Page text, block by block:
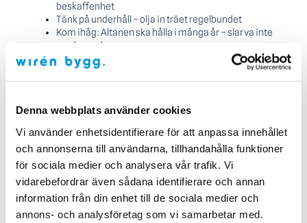
Denna webbplats använder cookies
Vi använder enhetsidentifierare för att anpassa innehållet
och annonserna till användarna, tillhandahålla funktioner
för sociala medier och analysera vår trafik. Vi
vidarebefordrar även sådana identifierare och annan
information från din enhet till de sociala medier och
annons- och analysföretag som vi samarbetar med.
beskaffenhet
Tänk på underhåll – olja in träet regelbundet
Kom ihåg: Altanen ska hålla i många år – slarva inte
med grunden
Sammanfattning: bygga altan
Att bygga altan är ett av de mest givande projekten du kan
göra för ditt hus. Men det gäller att göra det rätt – från
grunden. Med rätt konstruktion, material och planering får
du en hållbar, snygg och praktisk uteplats som du kommer
njuta av i många år framöver.
Vill du ha hjälp att bygga altan?
På Wirén Bygg kan vi: